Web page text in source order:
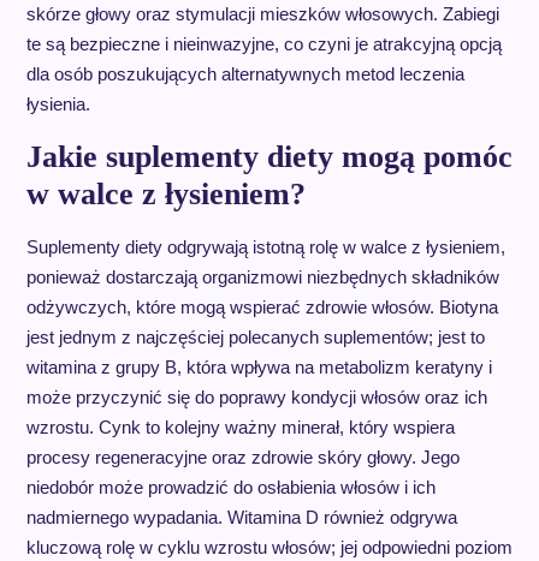
skórze głowy oraz stymulacji mieszków włosowych. Zabiegi
te są bezpieczne i nieinwazyjne, co czyni je atrakcyjną opcją
dla osób poszukujących alternatywnych metod leczenia
łysienia.
Jakie suplementy diety mogą pomóc
w walce z łysieniem?
Suplementy diety odgrywają istotną rolę w walce z łysieniem,
ponieważ dostarczają organizmowi niezbędnych składników
odżywczych, które mogą wspierać zdrowie włosów. Biotyna
jest jednym z najczęściej polecanych suplementów; jest to
witamina z grupy B, która wpływa na metabolizm keratyny i
może przyczynić się do poprawy kondycji włosów oraz ich
wzrostu. Cynk to kolejny ważny minerał, który wspiera
procesy regeneracyjne oraz zdrowie skóry głowy. Jego
niedobór może prowadzić do osłabienia włosów i ich
nadmiernego wypadania. Witamina D również odgrywa
kluczową rolę w cyklu wzrostu włosów; jej odpowiedni poziom